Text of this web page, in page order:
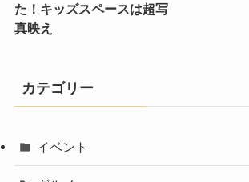
た！キッズスペースは超写
真映え
カテゴリー
イベント